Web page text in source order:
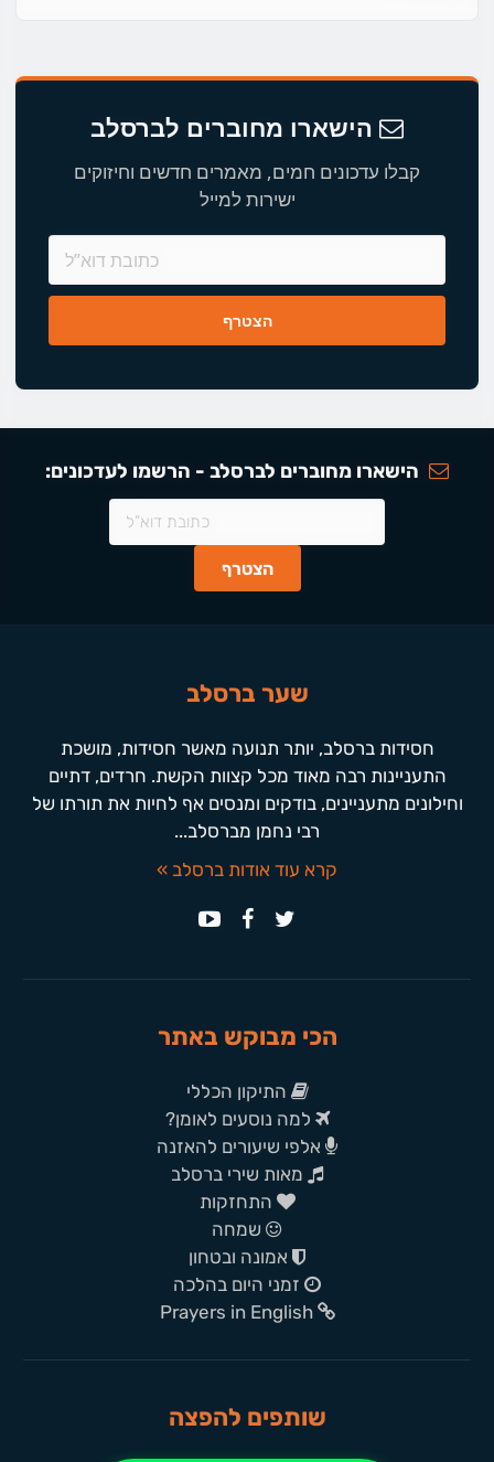
הישארו מחוברים לברסלב
קבלו עדכונים חמים, מאמרים חדשים וחיזוקים
ישירות למייל
הישארו מחוברים לברסלב - הרשמו לעדכונים:
שער ברסלב
חסידות ברסלב, יותר תנועה מאשר חסידות, מושכת
התעניינות רבה מאוד מכל קצוות הקשת. חרדים, דתיים
וחילונים מתעניינים, בודקים ומנסים אף לחיות את תורתו של
רבי נחמן מברסלב...
קרא עוד אודות ברסלב »
הכי מבוקש באתר
התיקון הכללי
למה נוסעים לאומן?
אלפי שיעורים להאזנה
מאות שירי ברסלב
התחזקות
שמחה
אמונה ובטחון
זמני היום בהלכה
Prayers in English
שותפים להפצה